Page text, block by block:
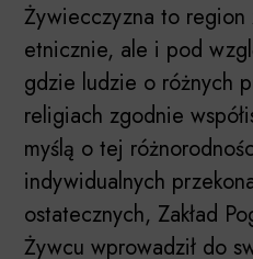
Żywiecczyzna to
etnicznie, ale i pod
gdzie ludzie o różnych
religiach zgodnie
myślą o tej
indywidualnych
ostatecznych, Zakład
Żywcu wprowadził do